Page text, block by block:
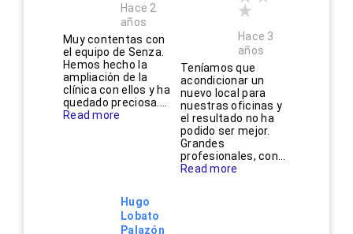
Hace 2
años
Muy contentas con
el equipo de Senza.
Hemos hecho la
ampliación de la
clínica con ellos y ha
quedado preciosa....
Read more
Hace 3
años
Teníamos que
acondicionar un
nuevo local para
nuestras oficinas y
el resultado no ha
podido ser mejor.
Grandes
profesionales, con...
Read more
Hugo
Lobato
Palazón